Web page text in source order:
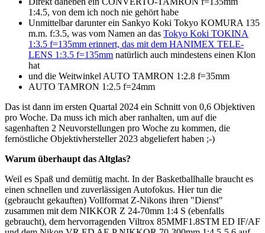
1:4.5, von dem ich noch nie gehört habe
Unmittelbar darunter ein Sankyo Koki Tokyo KOMURA 135
m.m. f:3.5, was vom Namen an das Tokyo Koki TOKINA
1:3.5 f=135mm erinnert, das mit dem HANIMEX TELE-
LENS 1:3.5 f=135mm natürlich auch mindestens einen Klon
hat
und die Weitwinkel AUTO TAMRON 1:2.8 f=35mm
AUTO TAMRON 1:2.5 f=24mm
Das ist dann im ersten Quartal 2024 ein Schnitt von 0,6 Objektiven
pro Woche. Da muss ich mich aber ranhalten, um auf die
sagenhaften 2 Neuvorstellungen pro Woche zu kommen, die
fernöstliche Objektivhersteller 2023 abgeliefert haben ;-)
Warum überhaupt das Altglas?
Weil es Spaß und demütig macht. In der Basketballhalle braucht es
einen schnellen und zuverlässigen Autofokus. Hier tun die
(gebraucht gekauften) Vollformat Z-Nikons ihren "Dienst"
zusammen mit dem NIKKOR Z 24-70mm 1:4 S (ebenfalls
gebraucht), dem hervorragenden Viltrox 85MMF1.8STM ED IF/AF